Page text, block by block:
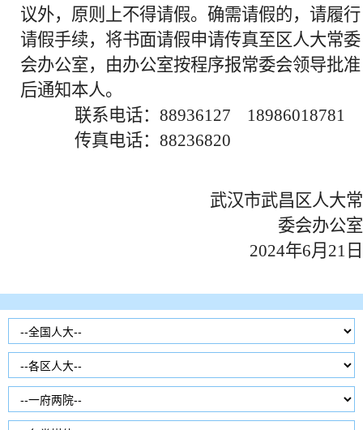
议外，原则上不得请假。确需请假的，请履行
请假手续，将书面请假申请传真至区人大常委
会办公室，由办公室按程序报常委会领导批准
后通知本人。
联系电话：88936127 18986018781
传真电话：88236820
武汉市武昌区人大常
委会办公室
2024年6月21日